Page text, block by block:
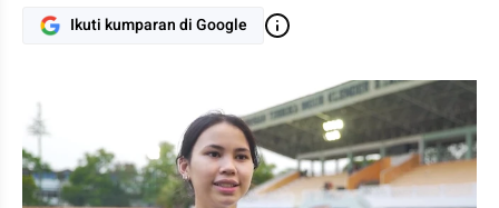
Ikuti kumparan di Google